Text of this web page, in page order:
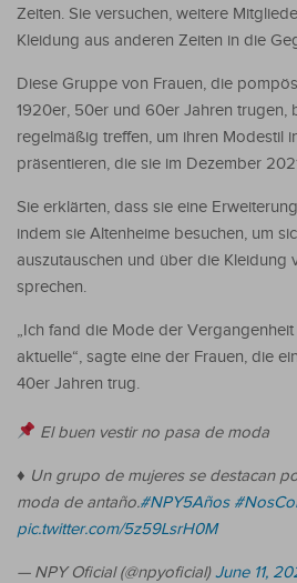
Zeiten. Sie versuchen, weitere
Kleidung aus anderen Zeiten in die
Diese Gruppe von Frauen, die
1920er, 50er und 60er Jahren trugen,
regelmäßig treffen, um ihren Modestil
präsentieren, die sie im Dezember
Sie erklärten, dass sie eine
indem sie Altenheime besuchen, um
auszutauschen und über die Kleidung
sprechen.
„Ich fand die Mode der
aktuelle“, sagte eine der Frauen, die
40er Jahren trug.
El buen vestir no pasa de moda
♦️ Un grupo de mujeres se destacan
moda de antaño.#NPY5Años
pic.twitter.com/5z59LsrH0M
— NPY Oficial (@npyoficial)June 11,